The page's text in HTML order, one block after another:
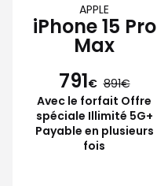
APPLE
iPhone 15 Pro
Max
791€ 891
Avec le forfait Offre
spéciale Illimité 5G+
Payable en plusieurs
fois